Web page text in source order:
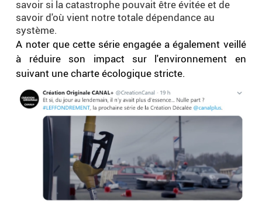
savoir si la catastrophe pouvait être évitée et de
savoir d'où vient notre totale dépendance au
système.
A noter que cette série engagée a également veillé
à réduire son impact sur l'environnement en
suivant une charte écologique stricte.